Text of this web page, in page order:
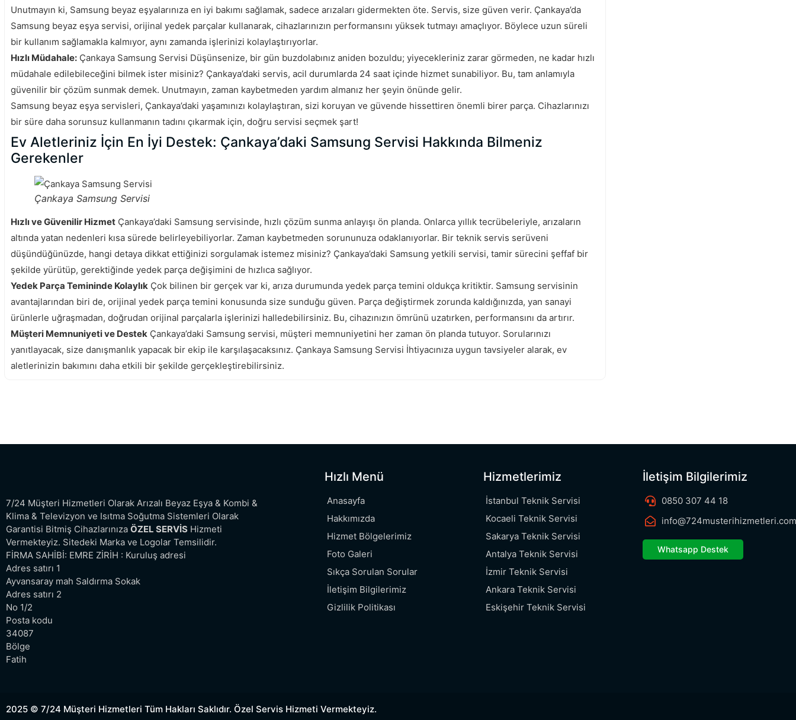
Unutmayın ki, Samsung beyaz eşyalarınıza en iyi bakımı sağlamak, sadece arızaları gidermekten öte. Servis, size güven verir. Çankaya’da
Samsung beyaz eşya servisi, orijinal yedek parçalar kullanarak, cihazlarınızın performansını yüksek tutmayı amaçlıyor. Böylece uzun süreli
bir kullanım sağlamakla kalmıyor, aynı zamanda işlerinizi kolaylaştırıyorlar.
Hızlı Müdahale: Çankaya Samsung Servisi Düşünsenize, bir gün buzdolabınız aniden bozuldu; yiyecekleriniz zarar görmeden, ne kadar hızlı
müdahale edilebileceğini bilmek ister misiniz? Çankaya’daki servis, acil durumlarda 24 saat içinde hizmet sunabiliyor. Bu, tam anlamıyla
güvenilir bir çözüm sunmak demek. Unutmayın, zaman kaybetmeden yardım almanız her şeyin önünde gelir.
Samsung beyaz eşya servisleri, Çankaya’daki yaşamınızı kolaylaştıran, sizi koruyan ve güvende hissettiren önemli birer parça. Cihazlarınızı
bir süre daha sorunsuz kullanmanın tadını çıkarmak için, doğru servisi seçmek şart!
Ev Aletleriniz İçin En İyi Destek: Çankaya’daki Samsung Servisi Hakkında Bilmeniz
Gerekenler
Çankaya Samsung Servisi
Hızlı ve Güvenilir Hizmet Çankaya’daki Samsung servisinde, hızlı çözüm sunma anlayışı ön planda. Onlarca yıllık tecrübeleriyle, arızaların
altında yatan nedenleri kısa sürede belirleyebiliyorlar. Zaman kaybetmeden sorununuza odaklanıyorlar. Bir teknik servis serüveni
düşündüğünüzde, hangi detaya dikkat ettiğinizi sorgulamak istemez misiniz? Çankaya’daki Samsung yetkili servisi, tamir sürecini şeffaf bir
şekilde yürütüp, gerektiğinde yedek parça değişimini de hızlıca sağlıyor.
Yedek Parça Temininde Kolaylık Çok bilinen bir gerçek var ki, arıza durumunda yedek parça temini oldukça kritiktir. Samsung servisinin
avantajlarından biri de, orijinal yedek parça temini konusunda size sunduğu güven. Parça değiştirmek zorunda kaldığınızda, yan sanayi
ürünlerle uğraşmadan, doğrudan orijinal parçalarla işlerinizi halledebilirsiniz. Bu, cihazınızın ömrünü uzatırken, performansını da artırır.
Müşteri Memnuniyeti ve Destek Çankaya’daki Samsung servisi, müşteri memnuniyetini her zaman ön planda tutuyor. Sorularınızı
yanıtlayacak, size danışmanlık yapacak bir ekip ile karşılaşacaksınız. Çankaya Samsung Servisi İhtiyacınıza uygun tavsiyeler alarak, ev
aletlerinizin bakımını daha etkili bir şekilde gerçekleştirebilirsiniz.
7/24 Müşteri Hizmetleri Olarak Arızalı Beyaz Eşya & Kombi &
Klima & Televizyon ve Isıtma Soğutma Sistemleri Olarak
Garantisi Bitmiş Cihazlarınıza ÖZEL SERVİS Hizmeti
Vermekteyiz. Sitedeki Marka ve Logolar Temsilidir.
FİRMA SAHİBİ: EMRE ZİRİH : Kuruluş adresi
Adres satırı 1
Ayvansaray mah Saldırma Sokak
Adres satırı 2
No 1/2
Posta kodu
34087
Bölge
Fatih
Hızlı Menü
Anasayfa
Hakkımızda
Hizmet Bölgelerimiz
Foto Galeri
Sıkça Sorulan Sorular
İletişim Bilgilerimiz
Gizlilik Politikası
Hizmetlerimiz
İstanbul Teknik Servisi
Kocaeli Teknik Servisi
Sakarya Teknik Servisi
Antalya Teknik Servisi
İzmir Teknik Servisi
Ankara Teknik Servisi
Eskişehir Teknik Servisi
İletişim Bilgilerimiz
0850 307 44 18
Whatsapp Destek
2025 © 7/24 Müşteri Hizmetleri Tüm Hakları Saklıdır. Özel Servis Hizmeti Vermekteyiz.